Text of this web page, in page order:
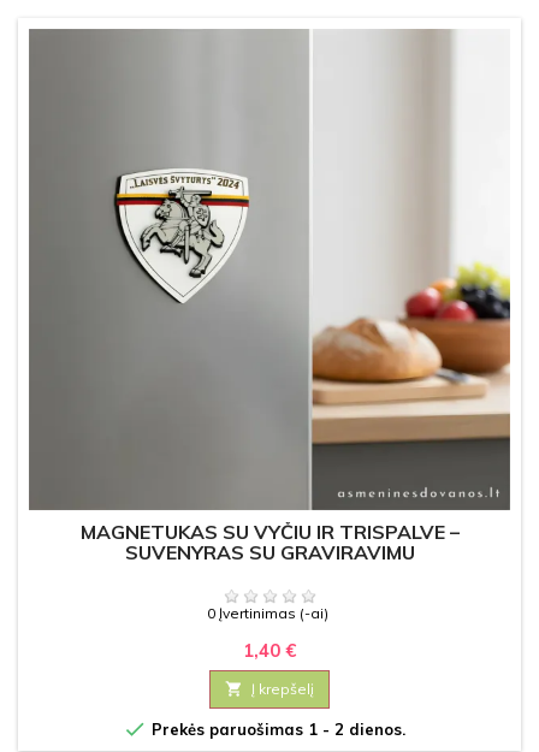
MAGNETUKAS SU VYČIU IR TRISPALVE –
SUVENYRAS SU GRAVIRAVIMU
0 Įvertinimas (-ai)
1,40 €
 Į krepšelį
 Prekės paruošimas 1 - 2 dienos.